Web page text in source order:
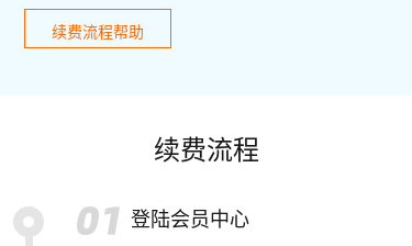
续费流程帮助
续费流程
登陆会员中心